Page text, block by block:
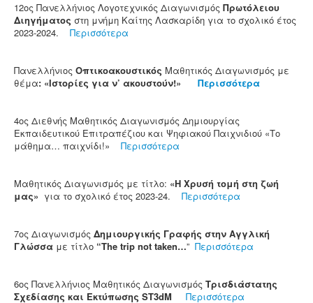
12oς Πανελλήνιος Λογοτεχνικός Διαγωνισμός Πρωτόλειου
Διηγήματος στη μνήμη Καίτης Λασκαρίδη για το σχολικό έτος
2023-2024.
Περισσότερα
Πανελλήνιος Οπτικοακουστικός Μαθητικός Διαγωνισμός με
θέμα: «Ιστορίες για ν’ ακουστούν!» Περισσότερα
4ος Διεθνής Μαθητικός Διαγωνισμός Δημιουργίας
Εκπαιδευτικού Επιτραπέζιου και Ψηφιακού Παιχνιδιού «Το
μάθημα… παιχνίδι!» Περισσότερα
Μαθητικός Διαγωνισμός με τίτλο: «Η Χρυσή τομή στη ζωή
μας» για το σχολικό έτος 2023-24. Περισσότερα
7ος Διαγωνισμός Δημιουργικής Γραφής στην Αγγλική
Γλώσσα με τίτλο “Τhe trip not taken…” Περισσότερα
6ος Πανελλήνιος Μαθητικός Διαγωνισμός Τρισδιάστατης
Σχεδίασης και Εκτύπωσης ST3dM
Περισσότερα